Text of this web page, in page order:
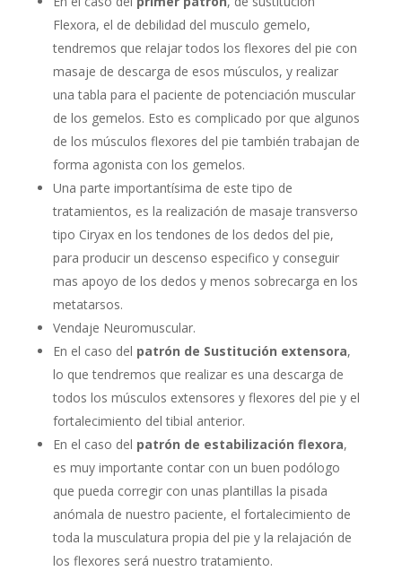
Flexora, el de debilidad del musculo gemelo,
tendremos que relajar todos los flexores del pie con
masaje de descarga de esos músculos, y realizar
una tabla para el paciente de potenciación muscular
de los gemelos. Esto es complicado por que algunos
de los músculos flexores del pie también trabajan de
forma agonista con los gemelos.
Una parte importantísima de este tipo de
tratamientos, es la realización de masaje transverso
tipo Ciryax en los tendones de los dedos del pie,
para producir un descenso especifico y conseguir
mas apoyo de los dedos y menos sobrecarga en los
metatarsos.
Vendaje Neuromuscular.
En el caso del patrón de Sustitución extensora,
lo que tendremos que realizar es una descarga de
todos los músculos extensores y flexores del pie y el
fortalecimiento del tibial anterior.
En el caso del patrón de estabilización flexora,
es muy importante contar con un buen podólogo
que pueda corregir con unas plantillas la pisada
anómala de nuestro paciente, el fortalecimiento de
toda la musculatura propia del pie y la relajación de
los flexores será nuestro tratamiento.